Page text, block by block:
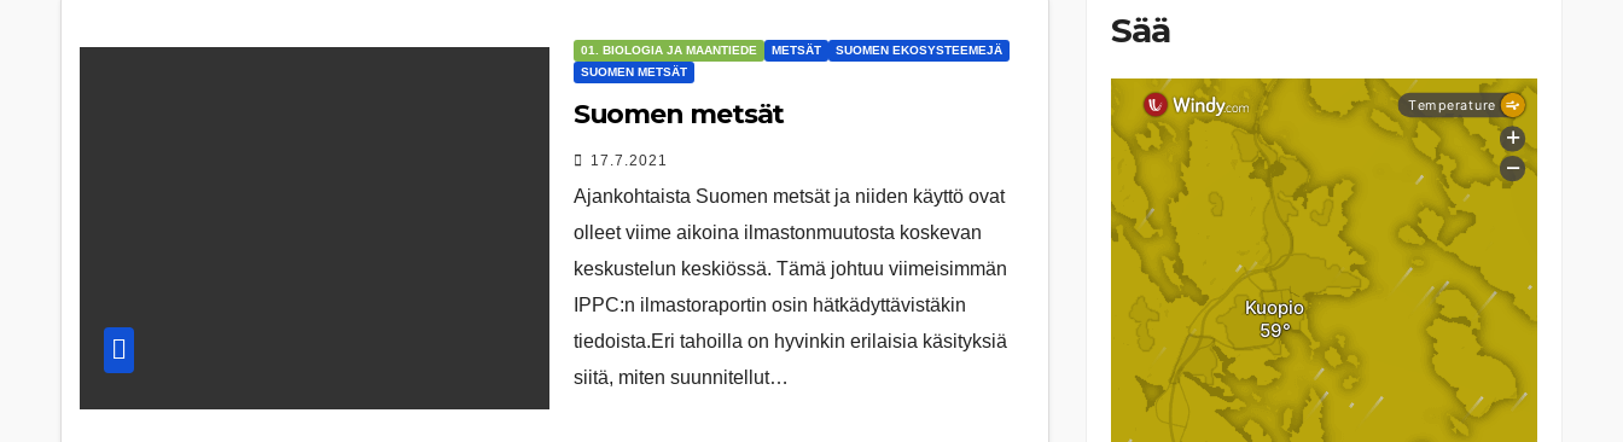
01. BIOLOGIA JA MAANTIEDE METSÄT
SUOMEN EKOSYSTEEMEJÄ
SUOMEN METSÄT
Suomen metsät
17.7.2021
Ajankohtaista Suomen metsät ja niiden käyttö ovat
olleet viime aikoina ilmastonmuutosta koskevan
keskustelun keskiössä. Tämä johtuu viimeisimmän
IPPC:n ilmastoraportin osin hätkädyttävistäkin
tiedoista.Eri tahoilla on hyvinkin erilaisia käsityksiä
siitä, miten suunnitellut…
Sää